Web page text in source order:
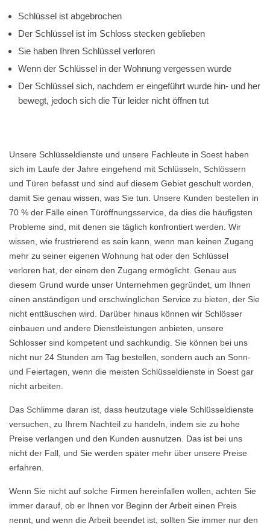
Schlüssel ist abgebrochen
Der Schlüssel ist im Schloss stecken geblieben
Sie haben Ihren Schlüssel verloren
Wenn der Schlüssel in der Wohnung vergessen wurde
Der Schlüssel sich, nachdem er eingeführt wurde hin- und her
bewegt, jedoch sich die Tür leider nicht öffnen tut
Unsere Schlüsseldienste und unsere Fachleute in Soest haben
sich im Laufe der Jahre eingehend mit Schlüsseln, Schlössern
und Türen befasst und sind auf diesem Gebiet geschult worden,
damit Sie genau wissen, was Sie tun. Unsere Kunden bestellen in
70 % der Fälle einen Türöffnungsservice, da dies die häufigsten
Probleme sind, mit denen sie täglich konfrontiert werden. Wir
wissen, wie frustrierend es sein kann, wenn man keinen Zugang
mehr zu seiner eigenen Wohnung hat oder den Schlüssel
verloren hat, der einem den Zugang ermöglicht. Genau aus
diesem Grund wurde unser Unternehmen gegründet, um Ihnen
einen anständigen und erschwinglichen Service zu bieten, der Sie
nicht enttäuschen wird. Darüber hinaus können wir Schlösser
einbauen und andere Dienstleistungen anbieten, unsere
Schlosser sind kompetent und sachkundig. Sie können bei uns
nicht nur 24 Stunden am Tag bestellen, sondern auch an Sonn-
und Feiertagen, wenn die meisten Schlüsseldienste in Soest gar
nicht arbeiten.
Das Schlimme daran ist, dass heutzutage viele Schlüsseldienste
versuchen, zu Ihrem Nachteil zu handeln, indem sie zu hohe
Preise verlangen und den Kunden ausnutzen. Das ist bei uns
nicht der Fall, und Sie werden später mehr über unsere Preise
erfahren.
Wenn Sie nicht auf solche Firmen hereinfallen wollen, achten Sie
immer darauf, ob er Ihnen vor Beginn der Arbeit einen Preis
nennt, und wenn die Arbeit beendet ist, sollten Sie immer nur den